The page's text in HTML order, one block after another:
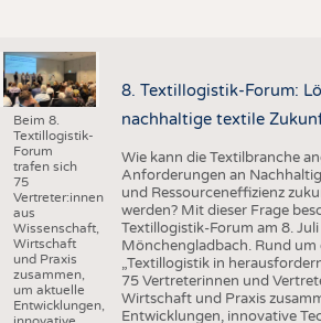
Beim 8.
Textillogistik-
Forum
trafen sich
75
Vertreter:innen
aus
Wissenschaft,
Wirtschaft
und Praxis
zusammen,
um aktuelle
Entwicklungen,
8. Textillogistik-Forum:
nachhaltige textile
Wie kann die Textilbranche
Anforderungen an
und Ressourceneffizienz
werden? Mit dieser Frage
Textillogistik-Forum am 8.
Mönchengladbach. Rund um
„Textillogistik in
75 Vertreterinnen und
Wirtschaft und Praxis
Entwicklungen, innovative